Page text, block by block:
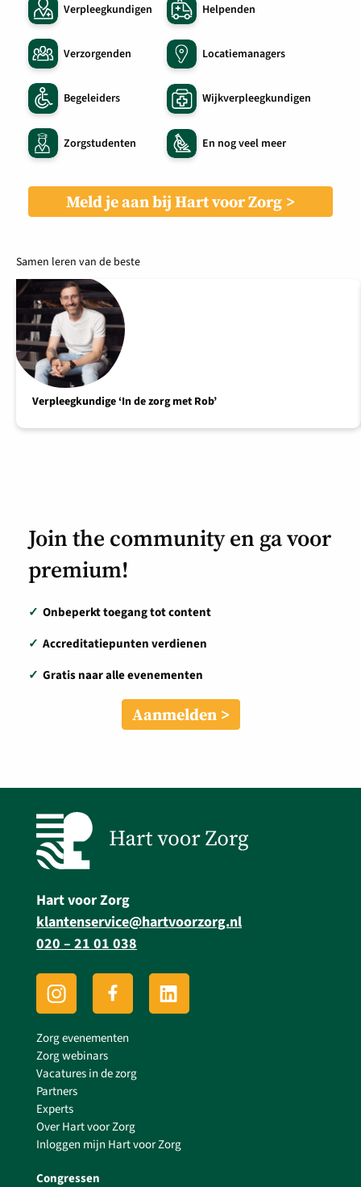
Verpleegkundigen Helpenden
Verzorgenden Locatiemanagers
Begeleiders Wijkverpleegkundigen
Zorgstudenten En nog veel meer
Meld je aan bij Hart voor Zorg
Samen leren van de beste
Verpleegkundige ‘In de zorg met Rob’
Join the community en ga voor
premium!
✓ Onbeperkt toegang tot content
✓ Accreditatiepunten verdienen
✓ Gratis naar alle evenementen
Aanmelden
Hart voor Zorg
klantenservice@hartvoorzorg.nl
020 – 21 01 038
Zorg evenementen
Zorg webinars
Vacatures in de zorg
Partners
Experts
Over Hart voor Zorg
Inloggen mijn Hart voor Zorg
Congressen